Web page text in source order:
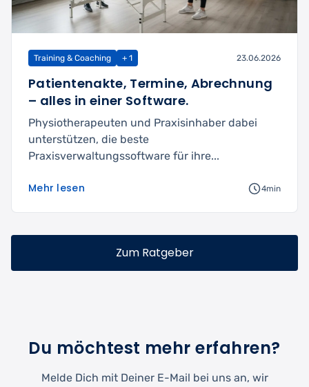
Training & Coaching + 1 23.06.2026
Patientenakte, Termine, Abrechnung
– alles in einer Software.
Physiotherapeuten und Praxisinhaber dabei
unterstützen, die beste
Praxisverwaltungssoftware für ihre...
Mehr lesen 4min
Zum Ratgeber
Du möchtest mehr erfahren?
Melde Dich mit Deiner E-Mail bei uns an, wir